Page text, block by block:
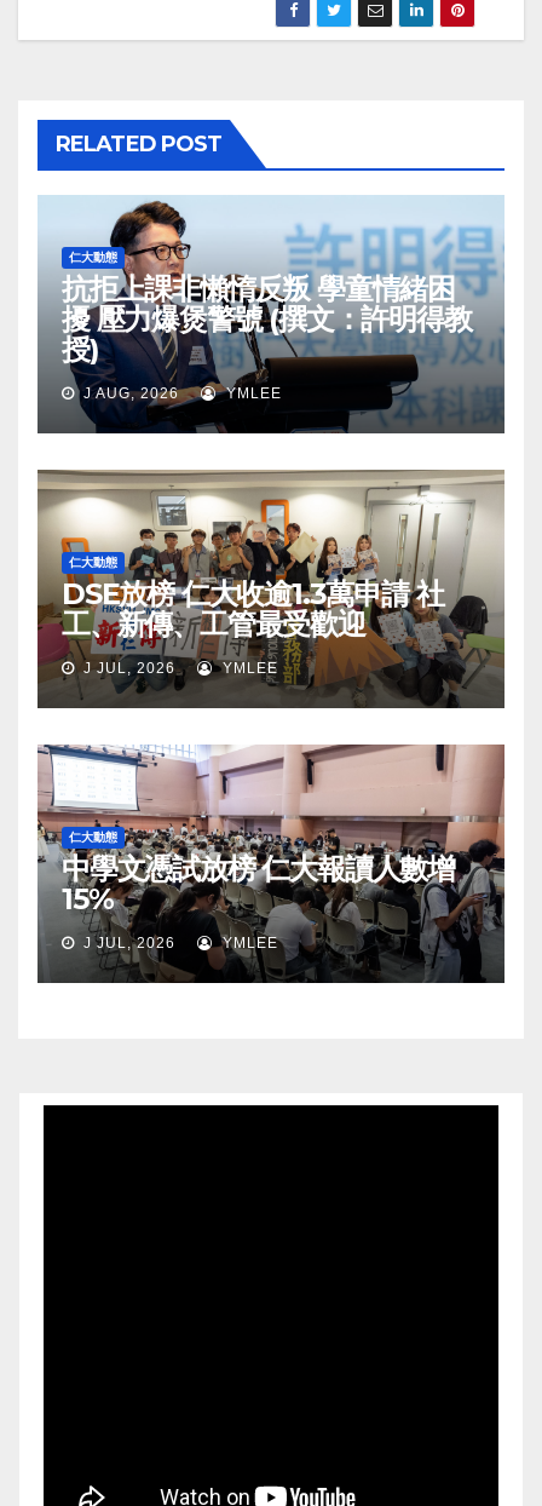
RELATED POST
仁大動態
抗拒上課非懶惰反叛 學童情緒困
擾 壓力爆煲警號 (撰文：許明得教
授)
J AUG, 2026 YMLEE
仁大動態
DSE放榜 仁大收逾1.3萬申請 社
工、新傳、工管最受歡迎
J JUL, 2026 YMLEE
仁大動態
中學文憑試放榜 仁大報讀人數增
15%
J JUL, 2026 YMLEE